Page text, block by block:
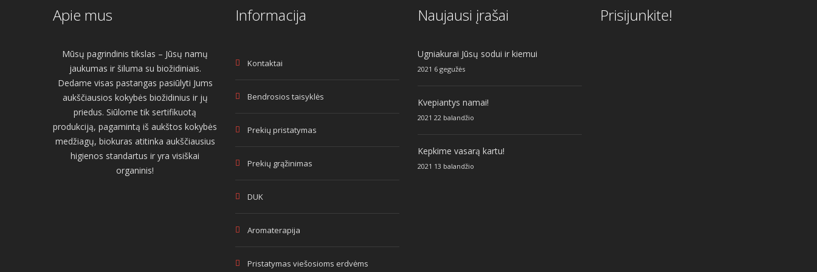
Apie mus
Mūsų pagrindinis tikslas – Jūsų namų
jaukumas ir šiluma su biožidiniais.
Dedame visas pastangas pasiūlyti Jums
aukščiausios kokybės biožidinius ir jų
priedus. Siūlome tik sertifikuotą
produkciją, pagamintą iš aukštos kokybės
medžiagų, biokuras atitinka aukščiausius
higienos standartus ir yra visiškai
organinis!
Informacija
Kontaktai
Bendrosios taisyklės
Prekių pristatymas
Prekių grąžinimas
DUK
Aromaterapija
Pristatymas viešosioms erdvėms
Naujausi įrašai
Ugniakurai Jūsų sodui ir kiemui
2021 6 gegužės
Kvepiantys namai!
2021 22 balandžio
Kepkime vasarą kartu!
2021 13 balandžio
Prisijunkite!